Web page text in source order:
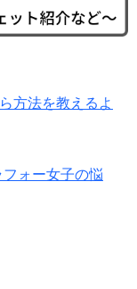
方法を教えるよ
ォー女子の悩